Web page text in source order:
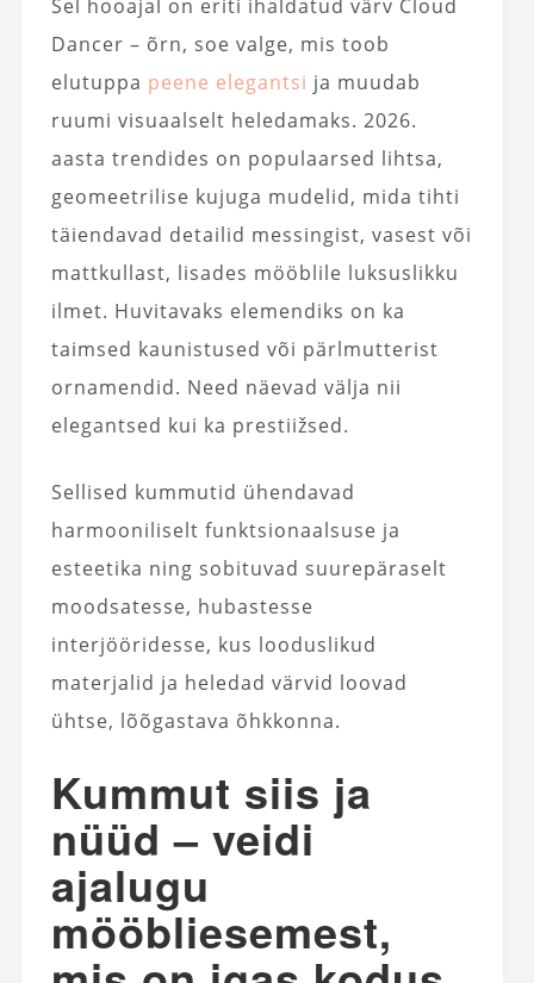
Sel hooajal on eriti ihaldatud värv Cloud
Dancer – õrn, soe valge, mis toob
elutuppa peene elegantsi ja muudab
ruumi visuaalselt heledamaks. 2026.
aasta trendides on populaarsed lihtsa,
geomeetrilise kujuga mudelid, mida tihti
täiendavad detailid messingist, vasest või
mattkullast, lisades mööblile luksuslikku
ilmet. Huvitavaks elemendiks on ka
taimsed kaunistused või pärlmutterist
ornamendid. Need näevad välja nii
elegantsed kui ka prestiižsed.
Sellised kummutid ühendavad
harmooniliselt funktsionaalsuse ja
esteetika ning sobituvad suurepäraselt
moodsatesse, hubastesse
interjööridesse, kus looduslikud
materjalid ja heledad värvid loovad
ühtse, lõõgastava õhkkonna.
Kummut siis ja
nüüd – veidi
ajalugu
mööbliesemest,